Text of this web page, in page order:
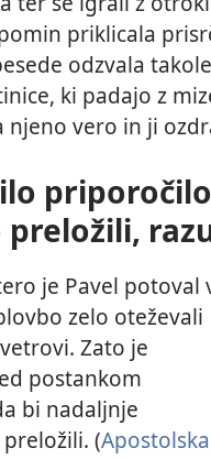
priklicala
odzvala
ki padajo z
njeno vero in ji
preložili,
je Pavel potoval
zelo oteževali
Zato je
postankom
bi nadaljnje
(Apostolska